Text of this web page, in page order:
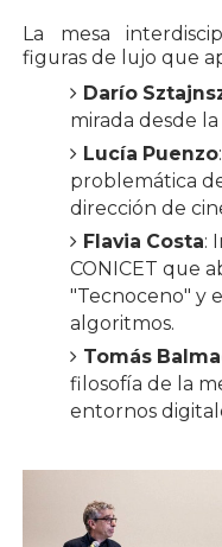
La mesa
figuras de lujo que
Darío
mirada desde
Lucía Puenzo
problemática
dirección de
Flavia Costa:
CONICET que
"Tecnoceno" y
algoritmos.
Tomás
filosofía de la
entornos